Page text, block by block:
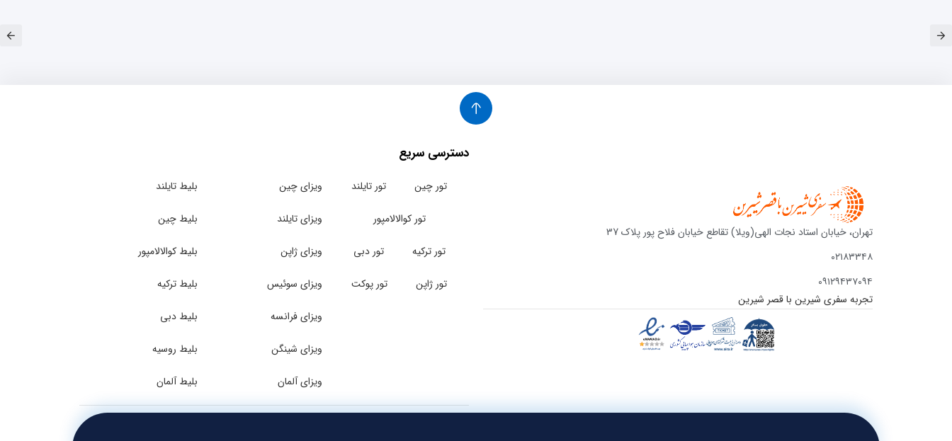
تهران، خیابان استاد نجات الهی(ویلا) تقاطع خیابان فلاح پور پلاک 37
۰۲۱۸۳۳۴۸
۰۹۱۲۹۴۳۷۰۹۴
تجربه سفری شیرین با قصر شیرین
دسترسی سریع
تور چین تور تایلند
تور کوالالامپور
تور ترکیه تور دبی
تور ژاپن تور پوکت
ویزای چین
ویزای تایلند
ویزای ژاپن
ویزای سوئیس
ویزای فرانسه
ویزای شینگن
ویزای آلمان
بلیط تایلند
بلیط چین
بلیط کوالالامپور
بلیط ترکیه
بلیط دبی
بلیط روسیه
بلیط آلمان